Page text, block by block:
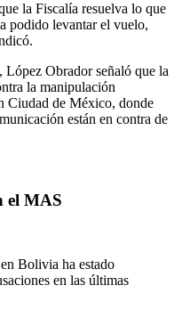
la Fiscalía resuelva lo que
podido levantar el vuelo,
Obrador señaló que la
la manipulación
Ciudad de México, donde
están en contra de
el MAS
Bolivia ha estado
en las últimas